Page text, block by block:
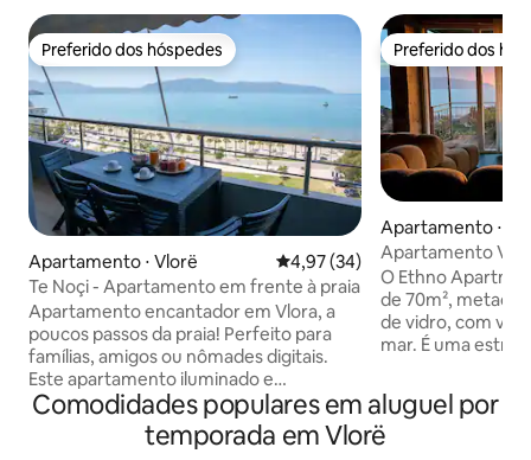
Preferido dos hóspedes
Preferido dos hóspedes
Apartamento ⋅ Vlorë 4,97 de uma avaliação média
4,97 (34)
Te Noçi - Apartamento em frente à praia
Apartamento encantador em Vlora, a
poucos passos da praia! Perfeito para
famílias, amigos ou nômades digitais.
Este apartamento iluminado e
confortável de 2 quartos e 2 banheiros
dispõe de uma varanda privativa com
vista deslumbrante e ininterrupta para o
Preferido dos
Preferido dos
Apartamento ⋅
Apartamento Vila
O Ethno
de 70m²,
de vidro, com
mar. É uma
da natureza em
Para chegar ao
subirá 37 degraus
Comodidades populares em aluguel por
temporada em Vlorë